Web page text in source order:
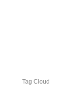
Tag Cloud